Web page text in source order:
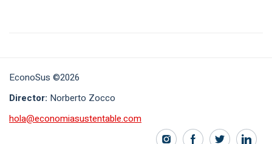
EconoSus ©2026
Director: Norberto Zocco
hola@economiasustentable.com